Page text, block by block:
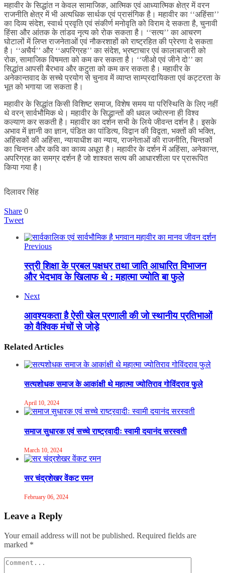
महावीर के सिद्धांत न केवल सामाजिक, आत्मिक एवं आध्यात्मिक क्षेत्र में वरन
राजनीति क्षेत्र में भी अत्यधिक सार्थक एवं प्रासंगिक है। महावीर का ‘‘अहिंसा’’
का दिव्य संदेश, स्वार्थ प्रवृति एवं संकीर्ण मनोवृति को विराम दे सकता है, चुनावी
हिंसा और आंतक के तांडव नृत्य को रोक सकता है। ‘‘सत्य’’ का आचरण
घोटालों में लिप्त राजनेताओं एवं नौकरशाहों को राष्ट्रहित की प्रेरणा दे सकता
है। ‘‘अचैर्य’’ और ‘‘अपरिग्रह’’ का संदेश, भ्रष्टाचार एवं कालाबाजारी को
रोक, सामाजिक विषमता को कम कर सकता है। ‘‘जीओ एवं जीने दो’’ का
सिद्धांत आपसी बैरभाव और कटुता को कम कर सकता है। महावीर के
अनेकान्तवाद के सच्चे प्रयोग से चुनाव में व्याप्त साम्प्रदायिकता एवं कट्टरता के
भूत को भगाया जा सकता है।
महावीर के सिद्धांत किसी विशिष्ट समाज, विशेष समय या परिस्थिति के लिए नहीं
थे वरन् सार्वभौमिक थे। महावीर के सिद्धान्तों की धवल ज्योत्स्ना ही विश्व
कल्याण कर सकती है। महावीर का दर्शन सभी के लिये जीवन्त दर्शन है। इसके
अभाव में ज्ञानी का ज्ञान, पंडित का पांडित्य, विद्वान की विद्वता, भक्तों की भक्ति,
अहिंसकों की अहिंसा, न्यायाधीश का न्याय, राजनेताओं की राजनीति, चिन्तकों
का चिन्तन और कवि का काव्य अधूरा है। महावीर के दर्शन में अहिंसा, अनेकान्त,
अपरिग्रह का समग्र दर्शन है जो शाश्वत सत्य की आधारशीला पर प्रारूपित
किया गया है।
दिलावर सिंह
Share 0
Tweet
Previous
स्त्री शिक्षा के प्रबल पक्षधर तथा जाति आधारित विभाजन
और भेदभाव के खिलाफ थे : महात्मा ज्योति बा फुले
Next
आवश्यकता है ऐसी खेल प्रणाली की जो स्थानीय प्रतिभाओं
को वैश्विक मंचों से जोड़े
Related Articles
सत्यशोधक समाज के आकांक्षी थे महात्मा ज्योतिराव गोविंदराव फुले
April 10, 2024
समाज सुधारक एवं सच्चे राष्ट्रवादीः स्वामी दयानंद सरस्वती
March 10, 2024
सर चंद्रशेखर वेंकट रमन
February 06, 2024
Leave a Reply
Your email address will not be published. Required fields are
marked *